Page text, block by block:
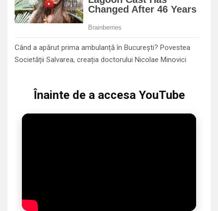
Când a apărut prima ambulanță în București? Povestea
Societății Salvarea, creația doctorului Nicolae Minovici
Înainte de a accesa YouTube